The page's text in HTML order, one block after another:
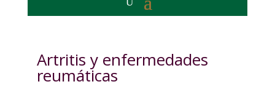
Artritis y enfermedades
reumáticas